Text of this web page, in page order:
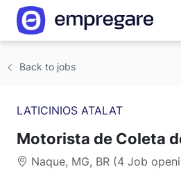
Back to jobs
LATICINIOS ATALAT
Motorista de Coleta
Naque, MG, BR (4 Job